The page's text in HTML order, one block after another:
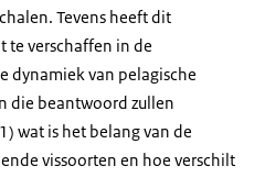
Tevens heeft dit
te verschaffen in de
dynamiek van pelagische
die beantwoord zullen
wat is het belang van de
vissoorten en hoe verschilt